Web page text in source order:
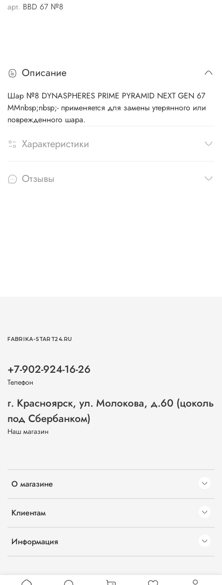
арт. BBD 67 №8
Описание
Шар №8 DYNASPHERES PRIME PYRAMID NEXT GEN 67
ММnbsp;nbsp;- применяется для замены утерянного или
поврежденного шара.
Характеристики
Отзывы
О магазине
Клиентам
Информация
FABRIKA-START24.RU
+7-902-924-16-26
Телефон
г. Красноярск, ул. Молокова, д.60 (цоколь
под Сбербанком)
Наш магазин